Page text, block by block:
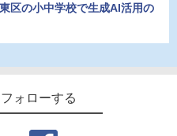
区の小中学校で生成AI活用の
ォローする